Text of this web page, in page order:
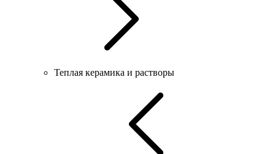
Теплая керамика и растворы